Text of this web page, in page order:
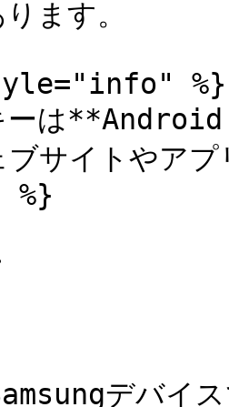
ます。
%}
ーは
ブサイトやア
%}
デバイ